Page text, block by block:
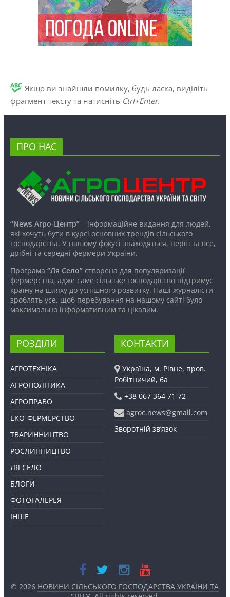
Якщо ви знайшли помилку, будь ласка, виділіть
фрагмент тексту та натисніть Ctrl+Enter.
ПРО НАС
“News Агро-Центр”– інформаційне видання для людей,
які хочуть бути в курсі основних трендів сільського
господарства. У нашому фокусі знаходяться, перш за все,
дрібні та середні фермери України.
Програма “Ля Село”створена для популяризації
фермерства, адже саме сільське господарство підтримує
країну на шляху до успішного розвитку. Наші журналісти
зроблять усе, щоб перебування на нашому сайті було
максимально інформативним та цікавим.
РОЗДІЛИ
АГРОТЕХНІКА
АГРОПОЛІТИКА
АГРОПРАВО
ЕКО-ФЕРМЕРСТВО
ТВАРИННИЦТВО
РОСЛИННИЦТВО
ЛЯ СЕЛО
БЛОГИ
ФОТОГАЛЕРЕЯ
ІНШЕ
КОНТАКТИ
Україна, м. Рівне, пров.
Робітничий, 6а
+38 067 364 71 72
agroc.news@gmail.com
Зворотній зв’язок
© 2026 НОВИНИ СІЛЬСЬКОГО ГОСПОДАРСТВА УКРАЇНИ ТА